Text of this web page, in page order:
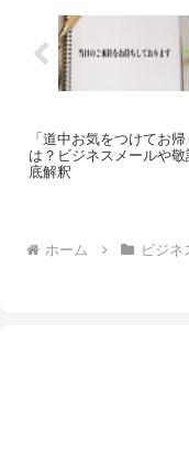
「道中お気をつけてお
は？ビジネスメールや
底解釈
ホーム ビジネ